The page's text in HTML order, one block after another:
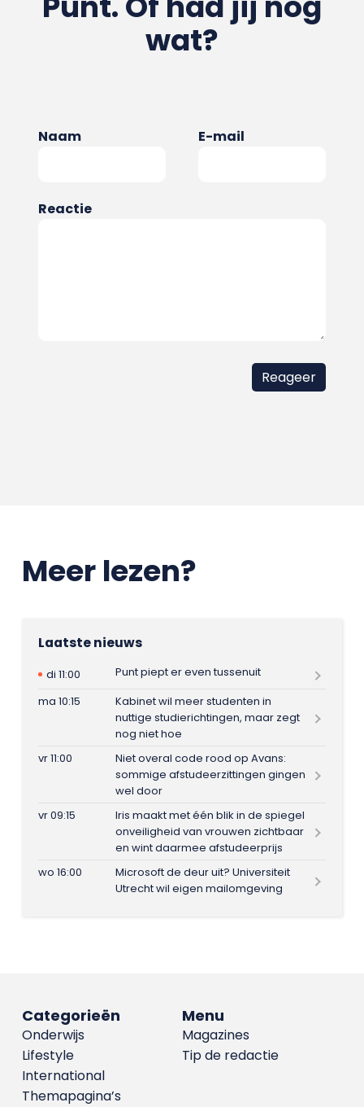
wat?
Naam E-mail
Reactie
Meer lezen?
Laatste nieuws
di 11:00
Punt piept er even tussenuit
ma 10:15
Kabinet wil meer studenten in
nuttige studierichtingen, maar zegt
nog niet hoe
vr 11:00
Niet overal code rood op Avans:
sommige afstudeerzittingen gingen
wel door
vr 09:15
Iris maakt met één blik in de spiegel
onveiligheid van vrouwen zichtbaar
en wint daarmee afstudeerprijs
wo 16:00
Microsoft de deur uit? Universiteit
Utrecht wil eigen mailomgeving
Menu
Magazines
Tip de redactie
Categorieën
Onderwijs
Lifestyle
International
Themapagina’s